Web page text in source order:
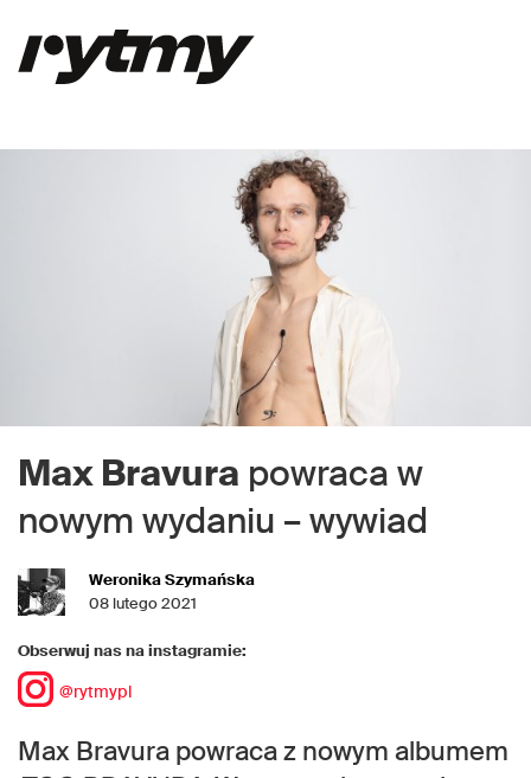
Max Bravura powraca w
nowym wydaniu – wywiad
Weronika Szymańska
08 lutego 2021
Obserwuj nas na instagramie:
@rytmypl
Max Bravura powraca z nowym albumem